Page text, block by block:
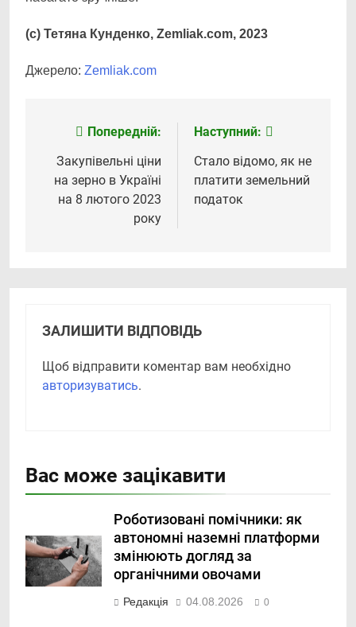
(с) Тетяна Кунденко, Zemliak.com, 2023
Джерело: Zemliak.com
Навігація
записів
Попередній:
Закупівельні ціни
на зерно в Україні
на 8 лютого 2023
року
Наступний:
Стало відомо, як не
платити земельний
податок
ЗАЛИШИТИ ВІДПОВІДЬ
Щоб відправити коментар вам необхідно
авторизуватись.
Вас може зацікавити
Роботизовані помічники: як
автономні наземні платформи
змінюють догляд за
органічними овочами
Редакція 04.08.2026 0